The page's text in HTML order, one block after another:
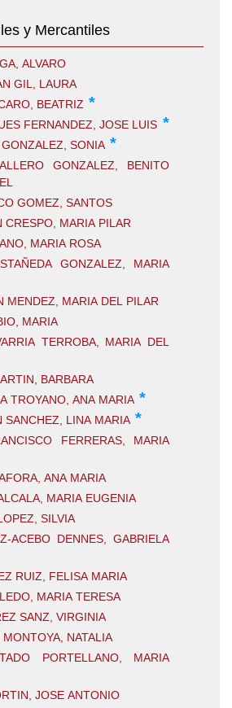
y Mercantiles
ALVARO
GIL, LAURA
BEATRIZ *
FERNANDEZ, JOSE LUIS *
SONIA *
GONZALEZ, BENITO
GOMEZ, SANTOS
CRESPO, MARIA PILAR
MARIA ROSA
GONZALEZ, MARIA
MENDEZ, MARIA DEL PILAR
MARIA
TERROBA, MARIA DEL
BARBARA
TROYANO, ANA MARIA *
SANCHEZ, LINA MARIA *
FERRERAS, MARIA
ANA MARIA
MARIA EUGENIA
SILVIA
ACEBO DENNES, GABRIELA
RUIZ, FELISA MARIA
MARIA TERESA
SANZ, VIRGINIA
NATALIA
PORTELLANO, MARIA
JOSE ANTONIO